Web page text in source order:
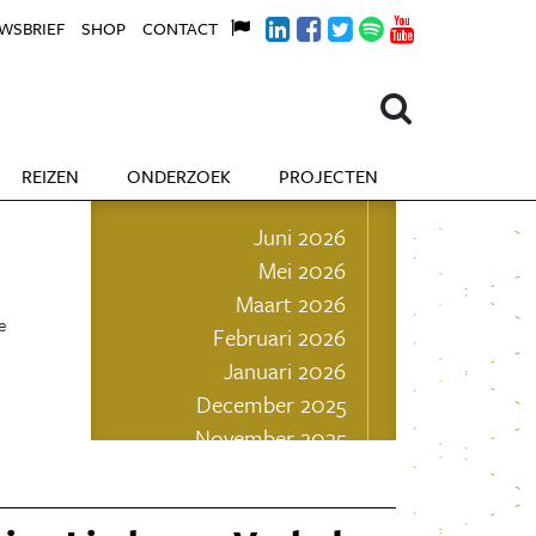
REIZEN ONDERZOEK PROJECTEN
SHOP CONTACT
Juni 2026
Mei 2026
Maart 2026
Februari 2026
Januari 2026
December 2025
November 2025
September 2025